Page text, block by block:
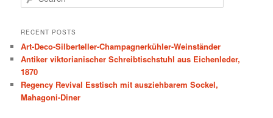
e
r
h
RECENT POSTS
Art-Deco-Silberteller-Champagnerkühler-Weinständer
Antiker viktorianischer Schreibtischstuhl aus Eichenleder,
1870
Regency Revival Esstisch mit ausziehbarem Sockel,
Mahagoni-Diner